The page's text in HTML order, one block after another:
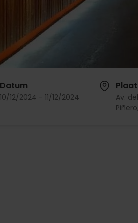
Datum
10/12/2024 - 11/12/2024
Av.